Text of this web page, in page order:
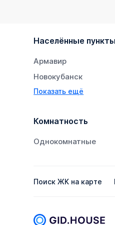
Населённые
Армавир
Новокубанск
Тихорецк
Показать ещё
Комнатность
Однокомнатные
Поиск ЖК на карте